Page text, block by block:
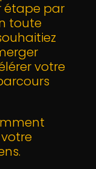
étape par
toute
votre